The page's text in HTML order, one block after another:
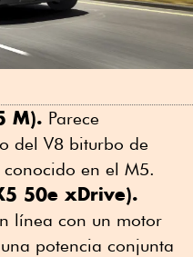
M). Parece
del V8 biturbo de
en el M5.
50e xDrive).
línea con un motor
potencia conjunta